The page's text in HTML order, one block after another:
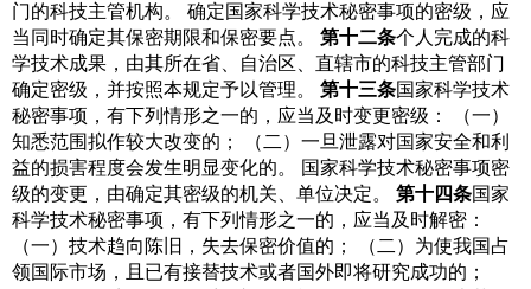
门的科技主管机构。 确定国家科学技术秘密事项的密级，应
当同时确定其保密期限和保密要点。 第十二条个人完成的科
学技术成果，由其所在省、自治区、直辖市的科技主管部门
确定密级，并按照本规定予以管理。 第十三条国家科学技术
秘密事项，有下列情形之一的，应当及时变更密级：
（一）
知悉范围拟作较大改变的；
（二）一旦泄露对国家安全和利
益的损害程度会发生明显变化的。
国家科学技术秘密事项密
级的变更，由确定其密级的机关、单位决定。 第十四条国家
科学技术秘密事项，有下列情形之一的，应当及时解密：
（一）技术趋向陈旧，失去保密价值的；
（二）为使我国占
领国际市场，且已有接替技术或者国外即将研究成功的；